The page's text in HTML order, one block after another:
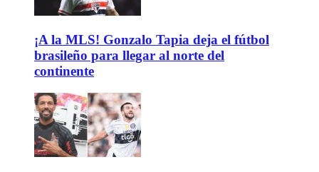
¡A la MLS! Gonzalo Tapia deja el fútbol
brasileño para llegar al norte del
continente